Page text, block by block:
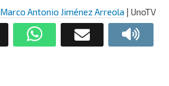
Marco Antonio Jiménez Arreola | UnoTV